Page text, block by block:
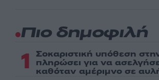
Πιο δημοφιλή
1 Σοκαριστική υπόθεση
πληρώσει για να
καθόταν αμέριμνο σε